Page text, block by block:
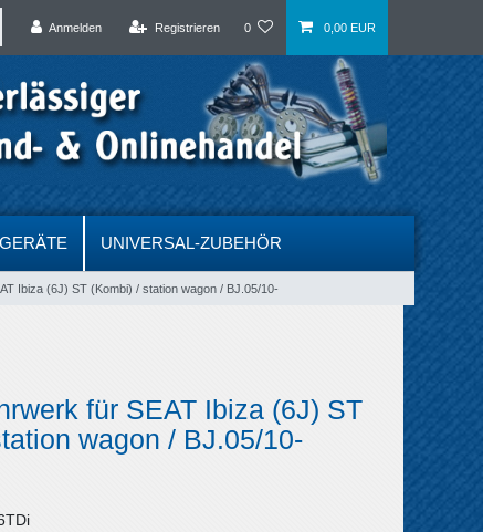
Anmelden Registrieren 0 0,00 EUR
UNIVERSAL-ZUBEHÖR
Ibiza (6J) ST (Kombi) / station wagon / BJ.05/10-
für SEAT Ibiza (6J) ST
wagon / BJ.05/10-